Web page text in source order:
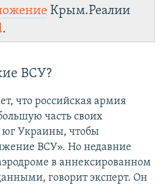
Крым.Реалии
.
ВСУ?
что российская армия
часть своих
юг Украины, чтобы
ВСУ». Но недавние
в аннексированном
говорит эксперт. Он